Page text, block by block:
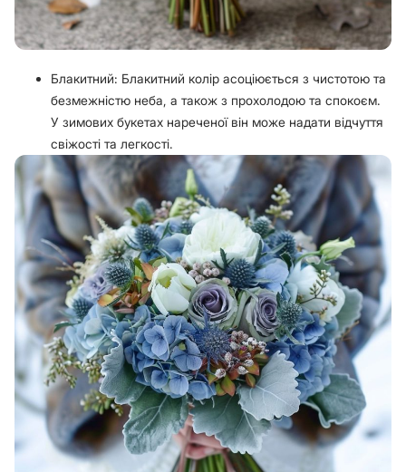
Блакитний: Блакитний колір асоціюється з чистотою та
безмежністю неба, а також з прохолодою та спокоєм.
У зимових букетах нареченої він може надати відчуття
свіжості та легкості.